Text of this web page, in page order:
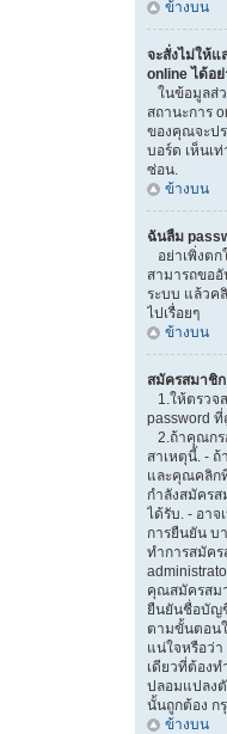
ข้างบน
จะสั่งไม่ให้แ
online ได้อย่
ในข้อมูลส่
สถานะการ
ของคุณจะป
บอร์ด เห็นเ
ซ่อน.
ข้างบน
ฉันลืม
อย่าเพิ่งต
สามารถขอ
ระบบ แล้วค
ไปเรื่อยๆ
ข้างบน
สมัครสมาชิ
1.ให้ตรวจ
password ที่
2.ถ้าคุณกร
สาเหตุนี้. -
และคุณคลิก
กำลังสมัคร
ได้รับ. - อา
การยืนยัน บ
ทำการสมัค
คุณสมัครสม
ยืนยันชื่อบัญ
ตามขั้นตอน
แน่ใจหรือว่
เดียวที่ต้อง
ปลอมแปลง
นั้นถูกต้อง ก
ข้างบน